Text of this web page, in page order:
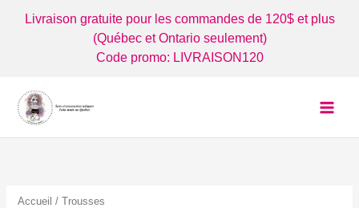
Livraison gratuite pour les commandes de 120$ et plus
(Québec et Ontario seulement)
Code promo: LIVRAISON120
Accueil / Trousses